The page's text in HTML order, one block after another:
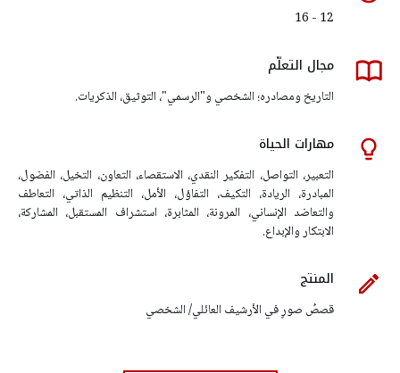
12 - 16
مجال التعلّم
التاريخ ومصادره؛ الشخصي و"الرسمي"، التوثيق، الذكريات.
مهارات الحياة
التعبير، التواصل، التفكير النقدي، الاستقصاء، التعاون، التخيل، الفضول،
المبادرة، الريادة، التكيف، التفاؤل، الأمل، التنظيم الذاتي، التعاطف
والتعاضد الإنساني، المرونة، المثابرة، استشراف المستقبل، المشاركة،
الابتكار والإبداع.
المنتج
قصصُ صورٍ في الأرشيف العائلي/ الشخصي